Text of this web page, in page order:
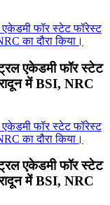
एकेडमी फॉर स्टेट
में BSI, NRC
एकेडमी फॉर स्टेट
में BSI, NRC